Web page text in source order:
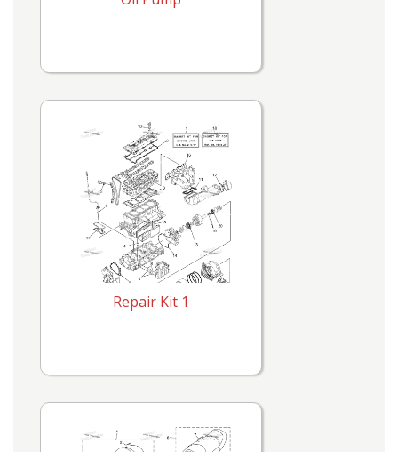
Repair Kit 1